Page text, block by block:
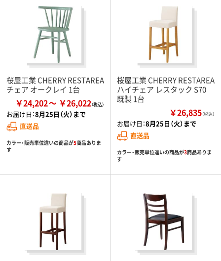
桜屋工業 CHERRY RESTAREA
チェア オークレイ 1台
￥24,202 ￥26,022
お届け日：8月25日（火）まで
直送品
カラー・販売単位違いの商品が5商品ありま
す
桜屋工業 CHERRY RESTAREA
ハイチェア レスタック S70
既製 1台
￥26,835（税込）
お届け日：8月25日（火）まで
直送品
カラー・販売単位違いの商品が3商品ありま
す